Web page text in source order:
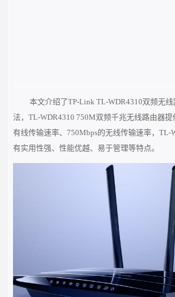
本文介绍了TP-Link TL-WDR4310双频无
法，TL-WDR4310 750M双频千兆无线路由器提
有线传输速率、750Mbps的无线传输速率，TL-
有实用性强、性能优越、易于管理等特点。